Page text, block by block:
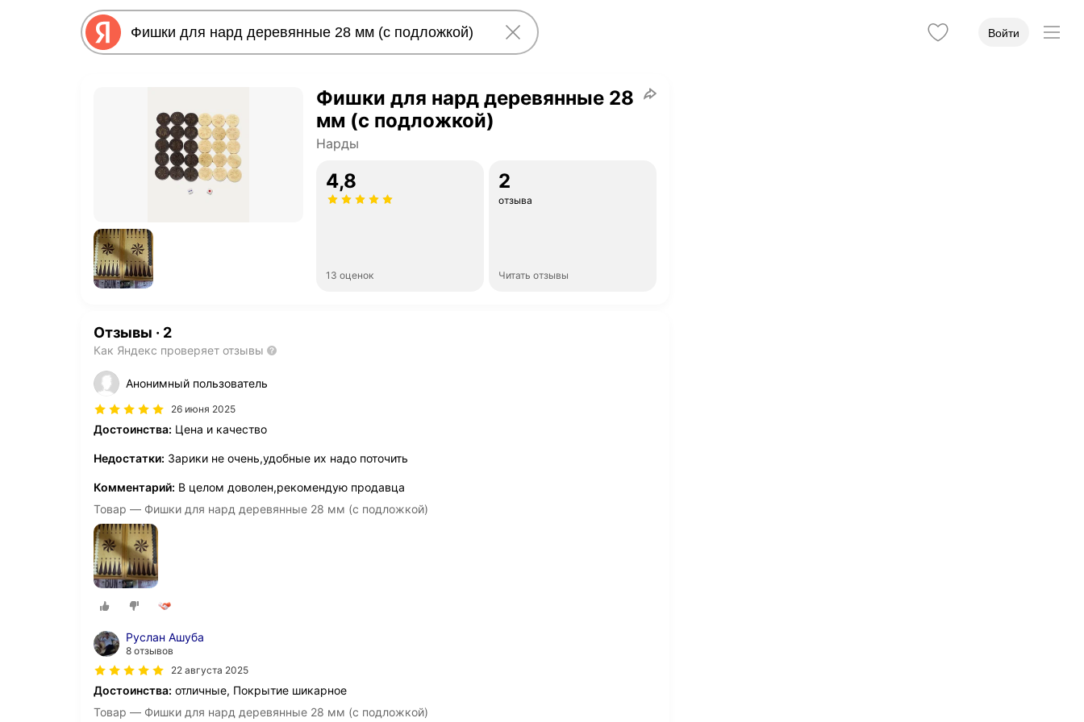
Войти
Фишки для нард деревянные 28
мм (с подложкой)
Нарды
4,8
13 оценок
2
отзыва
Читать отзывы
Отзывы · 2
Как Яндекс проверяет отзывы
Анонимный пользователь
26 июня 2025
Достоинства: Цена и качество
Недостатки: Зарики не очень,удобные их надо поточить
Комментарий: В целом доволен,рекомендую продавца
Товар — Фишки для нард деревянные 28 мм (с подложкой)
Руслан Ашуба
8 отзывов
22 августа 2025
Достоинства: отличные, Покрытие шикарное
Товар — Фишки для нард деревянные 28 мм (с подложкой)